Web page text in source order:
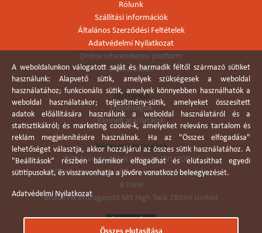
Rólunk
Szállítási információk
Általános Szerződési Feltételek
Adatvédelmi Nyilatkozat
Online vitarendezési platform
Online elállás
Termékek
Újdonságok
Kiemelt ajánlataink
Népszerű termékek
TYTAN vegyi dübel ragasztó EVI. 300ml
TYTAN vékonyágyas falazó ragasztó pisztolyhab
870ml
Brutál Fix erőragasztó MS High Tack 280ml United
A weboldalunkon válogatott saját és harmadik féltől származó sütiket
használunk: Alapvető sütik, amelyek szükségesek a weboldal
használatához; funkcionális sütik, amelyek könnyebben használhatók a
weboldal használatakor; teljesítmény-sütik, amelyeket összesített
adatok előállítására használunk a weboldal használatáról és a
statisztikákról; és marketing cookie-k, amelyeket releváns tartalom és
reklám megjelenítésére használnak. Ha az "Összes elfogadása"
lehetőséget választja, akkor hozzájárul az összes sütik használatához. A
"Beállítások" részben bármikor elfogadhat és elutasíthat egyedi
sütitípusokat, és visszavonhatja a jövőre vonatkozó beleegyezését.
Adatvédelmi Nyilatkozat